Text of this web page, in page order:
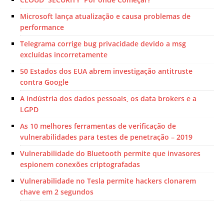
Microsoft lança atualização e causa problemas de
performance
Telegrama corrige bug privacidade devido a msg
excluídas incorretamente
50 Estados dos EUA abrem investigação antitruste
contra Google
A indústria dos dados pessoais, os data brokers e a
LGPD
As 10 melhores ferramentas de verificação de
vulnerabilidades para testes de penetração – 2019
Vulnerabilidade do Bluetooth permite que invasores
espionem conexões criptografadas
Vulnerabilidade no Tesla permite hackers clonarem
chave em 2 segundos